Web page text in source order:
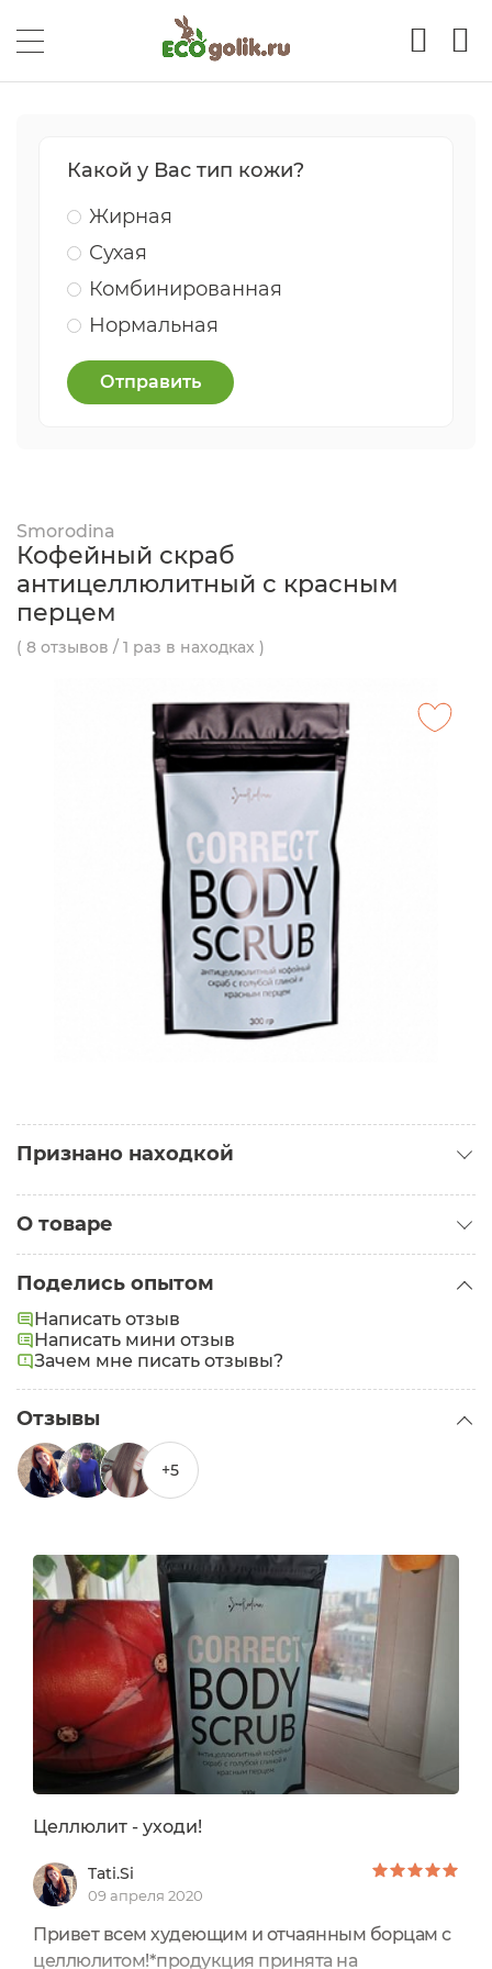
Какой у Вас тип кожи?
Жирная
Сухая
Комбинированная
Нормальная
Отправить
Smorodina
Кофейный скраб
антицеллюлитный с красным
перцем
( 8 отзывов / 1 раз в находках )
Признано находкой
Находка для комбинированной кожи
Находка против целлюлита и уменьшения
объёмов тела,можно его использовать как
обёртывание. Горячий эффект
противопоказания варикоз и проблемы с
сосудами
/ 250
О товаре
Проблемы:
Целлюлит
Поделись опытом
Написать отзыв
Написать мини отзыв
Зачем мне писать отзывы?
Отзывы
+5
Целлюлит - уходи!
Tati.Si
09 апреля 2020
Привет всем худеющим и отчаянным борцам с
целлюлитом!*продукция принята на